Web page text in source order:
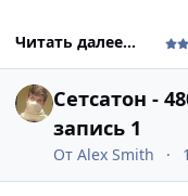
будет лучше - решать
Запись Сетсатона - 480
Читать далее...
Сетсатон -
запись 1
От Аlex Smith